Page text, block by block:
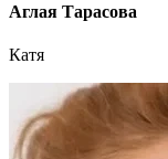
Аглая Тарасова
Катя